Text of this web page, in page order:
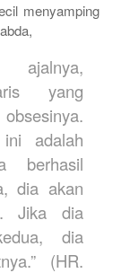
menyamping
yang
adalah
berhasil
dia akan
Jika dia
dia
(HR.